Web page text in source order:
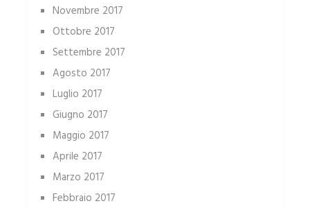
Novembre 2017
Ottobre 2017
Settembre 2017
Agosto 2017
Luglio 2017
Giugno 2017
Maggio 2017
Aprile 2017
Marzo 2017
Febbraio 2017